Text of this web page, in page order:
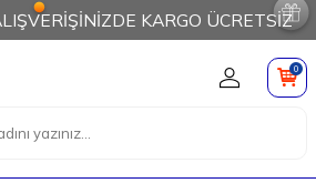
KARGO ÜCRETSİZ
0